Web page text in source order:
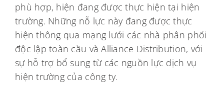
phù hợp, hiện đang được thực hiện tại hiện
trường. Những nỗ lực này đang được thực
hiện thông qua mạng lưới các nhà phân phối
độc lập toàn cầu và Alliance Distribution, với
sự hỗ trợ bổ sung từ các nguồn lực dịch vụ
hiện trường của công ty.